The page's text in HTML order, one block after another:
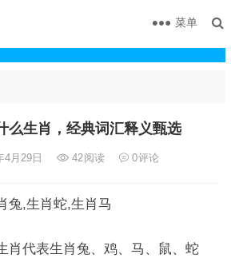
菜单
么生肖，经典词汇释义甄选
4月29日 42阅读 0评论
兔,生肖蛇,生肖马
肖代表生肖兔、鸡、马、鼠、蛇